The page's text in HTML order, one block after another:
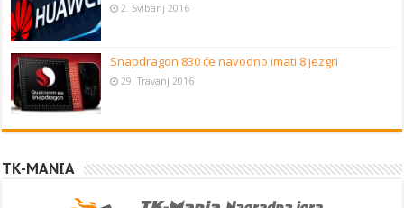
2. Svibanj 2016
Snapdragon 830 će navodno imati 8 jezgri
29. Travanj 2016
TK-MANIA